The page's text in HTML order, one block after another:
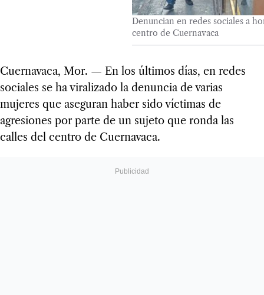
Denuncian en redes sociales a
centro de Cuernavaca
Cuernavaca, Mor. — En los últimos días, en redes
sociales se ha viralizado la denuncia de varias
mujeres que aseguran haber sido víctimas de
agresiones por parte de un sujeto que ronda las
calles del centro de Cuernavaca.